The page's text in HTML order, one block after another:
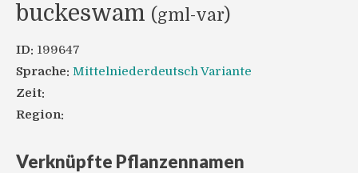
buckeswam (gml-var)
ID: 199647
Sprache: Mittelniederdeutsch Variante
Zeit:
Region:
Verknüpfte Pflanzennamen